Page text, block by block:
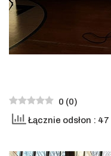
0 (0)
Łącznie odsłon : 47